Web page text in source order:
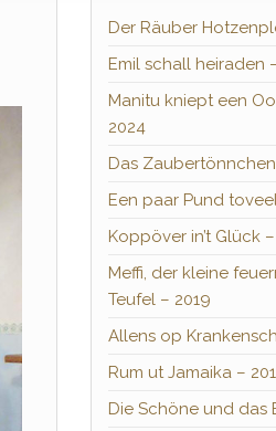
Der Räuber
Emil schall heiraden
Manitu kniept een
2024
Das
Een paar Pund
Koppöver in’t Glück
Meffi, der kleine
Teufel – 2019
Allens op
Rum ut Jamaika –
Die Schöne und das